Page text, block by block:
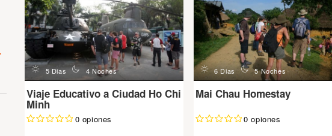
d 5 Dias n 4 Noches
Viaje Educativo a Ciudad Ho Chi
Minh
0 opiones
d 6 Dias n 5 Noches
Mai Chau Homestay
0 opiones